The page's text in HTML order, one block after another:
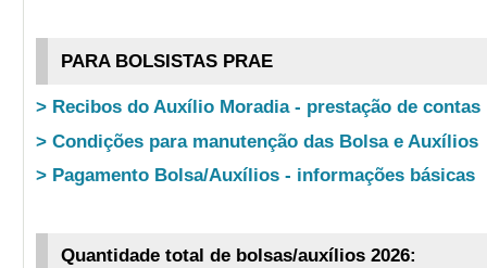
PARA BOLSISTAS PRAE
> Recibos do Auxílio Moradia - prestação de contas
> Condições para manutenção das Bolsa e Auxílios
> Pagamento Bolsa/Auxílios - informações básicas
Quantidade total de bolsas/auxílios 2026: